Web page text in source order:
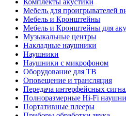
Комплекты акустики
Мебель для проигрывателей
Мебель и Кронштейны
Мебель и Кронштейны для
Музыкальные центры
Накладные наушники
Наушники
Наушники с микрофоном
Оборудование для ТВ
Оповещение и трансляция
Передача интерфейсных
Полноразмерные Hi-Fi
Портативные плееры